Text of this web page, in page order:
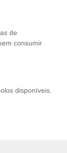
de
consumir
disponíveis.